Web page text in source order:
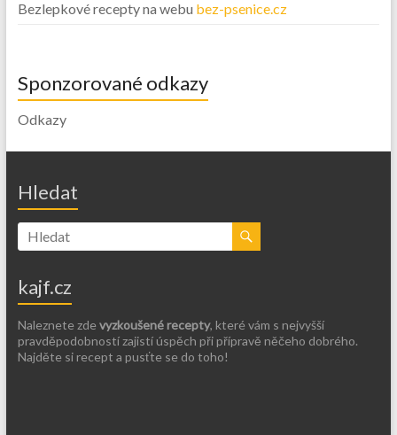
Bezlepkové recepty na webu bez-psenice.cz
Sponzorované odkazy
Odkazy
Hledat
kajf.cz
Naleznete zde vyzkoušené recepty, které vám s nejvyšší
pravděpodobností zajistí úspěch při přípravě něčeho dobrého.
Najděte si recept a pusťte se do toho!